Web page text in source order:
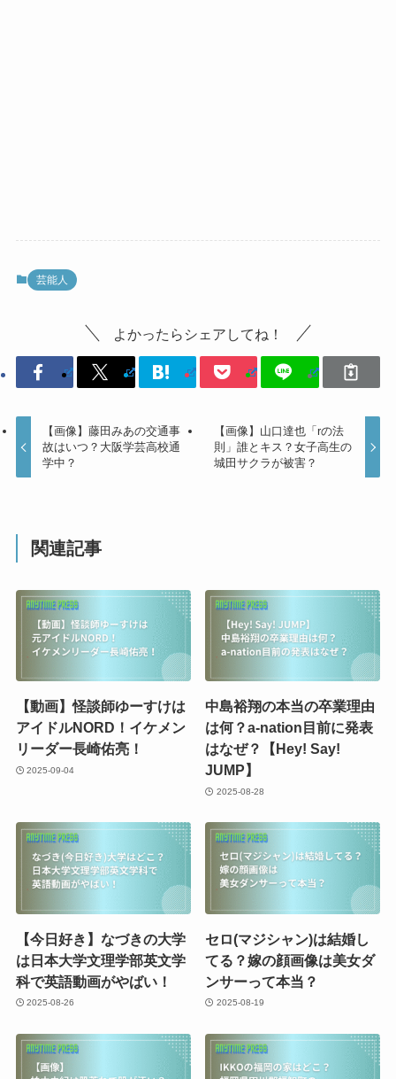
芸能人
よかったらシェアしてね！
【画像】藤田みあの交通事
故はいつ？大阪学芸高校通
学中？
【画像】山口達也「rの法
則」誰とキス？女子高生の
城田サクラが被害？
関連記事
【動画】怪談師ゆーすけは
アイドルNORD！イケメン
リーダー長崎佑亮！
2025-09-04
中島裕翔の本当の卒業理由
は何？a-nation目前に発表
はなぜ？【Hey! Say!
JUMP】
2025-08-28
【今日好き】なづきの大学
は日本大学文理学部英文学
科で英語動画がやばい！
2025-08-26
セロ(マジシャン)は結婚し
てる？嫁の顔画像は美女ダ
ンサーって本当？
2025-08-19